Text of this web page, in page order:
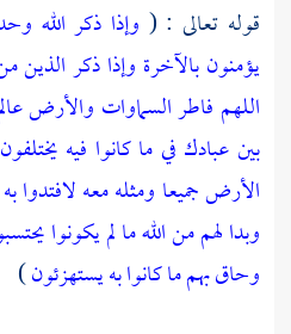
قوله تعالى : ( وإذا ذكر الله
يؤمنون بالآخرة وإذا ذكر الذين
اللهم فاطر السماوات والأرض
بين عبادك في ما كانوا فيه يختلفون
الأرض جميعا ومثله معه لافتدوا
وبدا لهم من الله ما لم يكونوا
وحاق بهم ما كانوا به يستهزئون)